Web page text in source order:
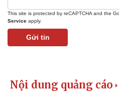
This site is protected by reCAPTCHA and the
Service apply.
Gửi tin